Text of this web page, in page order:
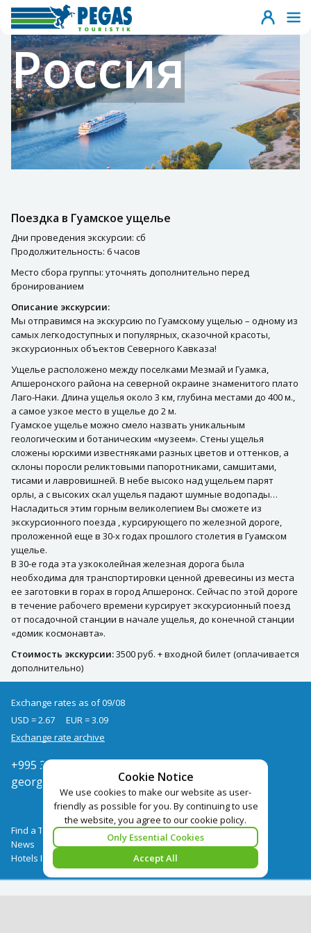
Россия
Поездка в Гуамское ущелье
Дни проведения экскурсии: сб
Продолжительность: 6 часов
Место сбора группы: уточнять дополнительно перед
бронированием
Описание экскурсии:
Мы отправимся на экскурсию по Гуамскому ущелью – одному из
самых легкодоступных и популярных, сказочной красоты,
экскурсионных объектов Северного Кавказа!
Ущелье расположено между поселками Мезмай и Гуамка,
Апшеронского района на северной окраине знаменитого плато
Лаго-Наки. Длина ущелья около 3 км, глубина местами до 400 м.,
а самое узкое место в ущелье до 2 м.
Гуамское ущелье можно смело назвать уникальным
геологическим и ботаническим «музеем». Стены ущелья
сложены юрскими известняками разных цветов и оттенков, а
склоны поросли реликтовыми папоротниками, самшитами,
тисами и лавровишней. В небе высоко над ущельем парят
орлы, а с высоких скал ущелья падают шумные водопады…
Насладиться этим горным великолепием Вы сможете из
экскурсионного поезда , курсирующего по железной дороге,
проложенной еще в 30-х годах прошлого столетия в Гуамском
ущелье.
В 30-е года эта узкоколейная железная дорога была
необходима для транспортировки ценной древесины из места
ее заготовки в горах в город Апшеронск. Сейчас по этой дороге
в течение рабочего времени курсирует экскурсионный поезд
от посадочной станции в начале ущелья, до конечной станции
«домик космонавта».
Стоимость экскурсии:3500 руб. + входной билет (оплачивается
дополнительно)
Cookie Notice
We use cookies to make our website as user-
friendly as possible for you. By continuing to use
the website, you agree to our cookie policy.
Only Essential Cookies
Accept All
Exchange rates as of 09/08
USD = 2.67
EUR = 3.09
Exchange rate archive
+995 322050666
georgia@pegast.ge
Find a Tour
News
Hotels Booking